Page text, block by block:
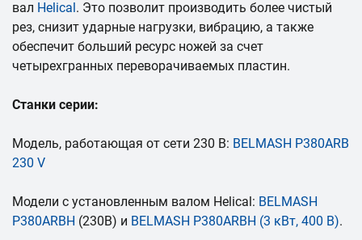
вал Helical . Это позволит производить более чистый
рез, снизит ударные нагрузки, вибрацию, а также
обеспечит больший ресурс ножей за счет
четырехгранных переворачиваемых пластин.
Станки серии:
Модель, работающая от сети 230 В: BELMASH P380ARB
230 V
Модели с установленным валом Helical: BELMASH
P380ARBH (230В) и BELMASH P380ARBH (3 кВт, 400 В).